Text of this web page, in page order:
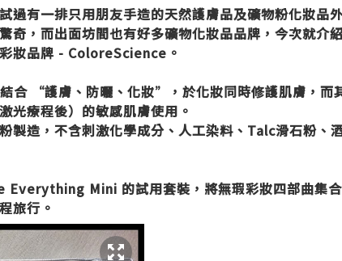
過有一排只用朋友手造的天然護膚品及礦物粉化妝品
奇，而出面坊間也有好多礦物化妝品品牌，今次就介
妝品牌 - ColoreScience。
合 “護膚、防曬、化妝”，於化妝同時修護肌膚，而
光療程後）的敏感肌膚使用。
製造，不含刺激化學成分、人工染料、Talc滑石粉、
Mini 的試用套裝，將無瑕彩妝四部曲集
旅行。